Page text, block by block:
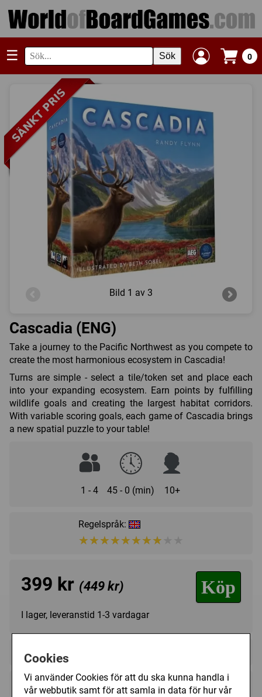
Cookies
Vi använder Cookies för att du ska kunna handla i
vår webbutik samt för att samla in data för hur vår
☰ Sök 0
Bild 1 av 3
Cascadia (ENG)
Take a journey to the Pacific Northwest as you compete to
create the most harmonious ecosystem in Cascadia!
Turns are simple - select a tile/token set and place each
into your expanding ecosystem. Earn points by fulfilling
wildlife goals and creating the largest habitat corridors.
With variable scoring goals, each game of Cascadia brings
a new spatial puzzle to your table!
1 - 4 45 - 0 (min) 10+
Regelspråk:
★★★★★★★★★★
★★★★★★★★★★
399 kr (449 kr) Köp
I lager, leveranstid 1-3 vardagar
Innehållsförteckning
100 Deluxe Wooden Wildlife Tokens
85 Habitat Tiles
Videoklipp (1)